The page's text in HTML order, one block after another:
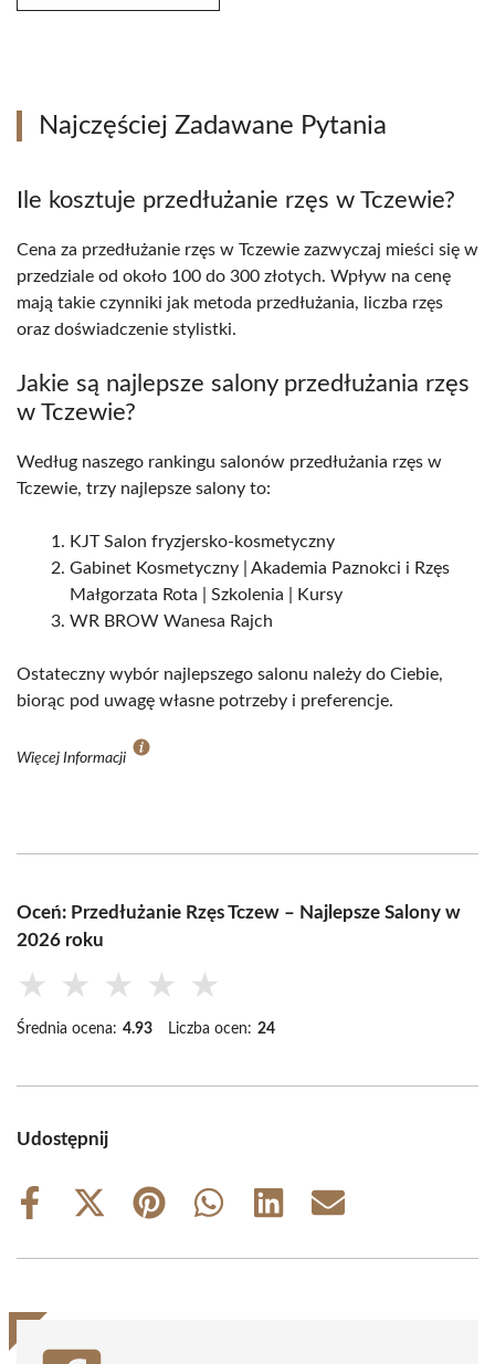
Najczęściej Zadawane Pytania
Ile kosztuje przedłużanie rzęs w Tczewie?
Cena za przedłużanie rzęs w Tczewie zazwyczaj mieści się w
przedziale od około 100 do 300 złotych. Wpływ na cenę
mają takie czynniki jak metoda przedłużania, liczba rzęs
oraz doświadczenie stylistki.
Jakie są najlepsze salony przedłużania rzęs
w Tczewie?
Według naszego rankingu salonów przedłużania rzęs w
Tczewie, trzy najlepsze salony to:
KJT Salon fryzjersko-kosmetyczny
Gabinet Kosmetyczny | Akademia Paznokci i Rzęs
Małgorzata Rota | Szkolenia | Kursy
WR BROW Wanesa Rajch
Ostateczny wybór najlepszego salonu należy do Ciebie,
biorąc pod uwagę własne potrzeby i preferencje.
Więcej Informacji
Oceń: Przedłużanie Rzęs Tczew – Najlepsze Salony w
2026 roku
★ ★ ★ ★ ★
Średnia ocena: 4.93 Liczba ocen: 24
Udostępnij
Share
Share
(Twitter)
Share
Share
Share
Share